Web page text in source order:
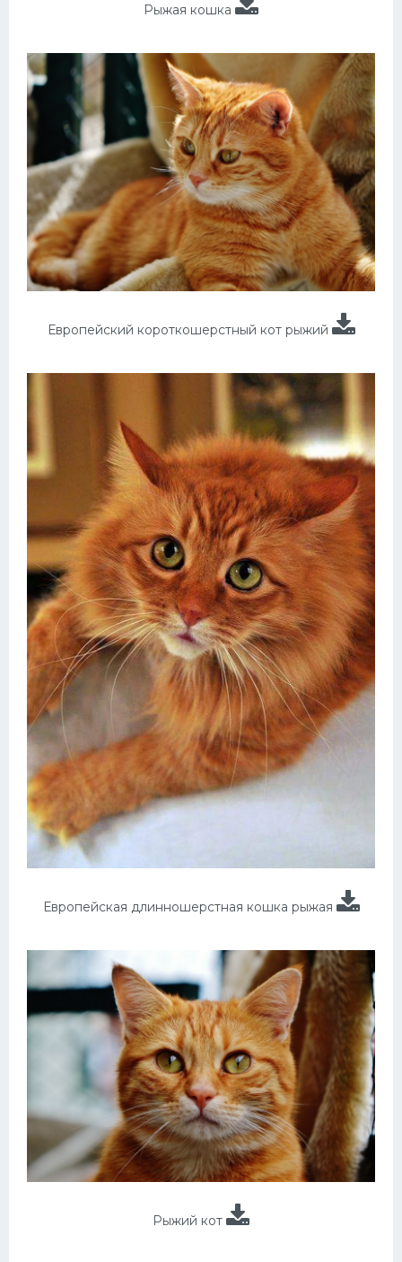
Рыжая кошка
Европейский короткошерстный кот рыжий
Европейская длинношерстная кошка рыжая
Рыжий кот